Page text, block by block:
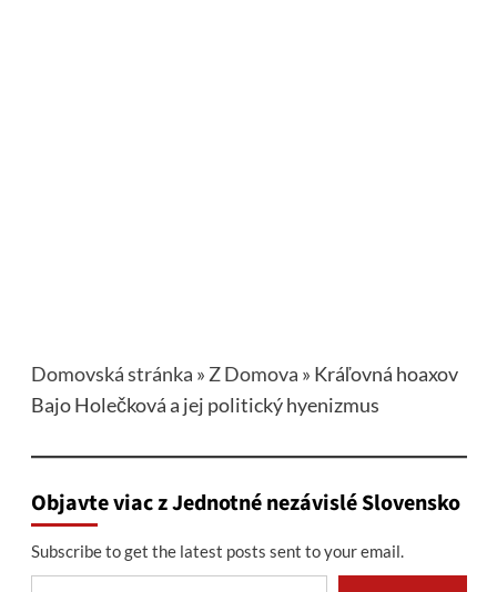
Domovská stránka » Z Domova » Kráľovná hoaxov
Bajo Holečková a jej politický hyenizmus
Objavte viac z Jednotné nezávislé Slovensko
Subscribe to get the latest posts sent to your email.
Type your email…